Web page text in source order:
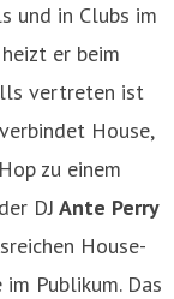
und in Clubs im
er beim
vertreten ist
House,
zu einem
DJ Ante Perry
House-
Publikum. Das